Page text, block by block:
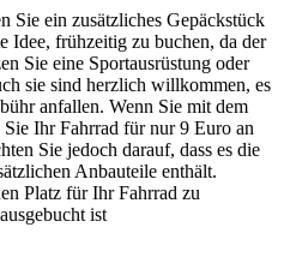
Sie ein zusätzliches Gepäckstück
Idee, frühzeitig zu buchen, da der
Sie eine Sportausrüstung oder
sie sind herzlich willkommen, es
anfallen. Wenn Sie mit dem
Ihr Fahrrad für nur 9 Euro an
Sie jedoch darauf, dass es die
Anbauteile enthält.
Platz für Ihr Fahrrad zu
ist